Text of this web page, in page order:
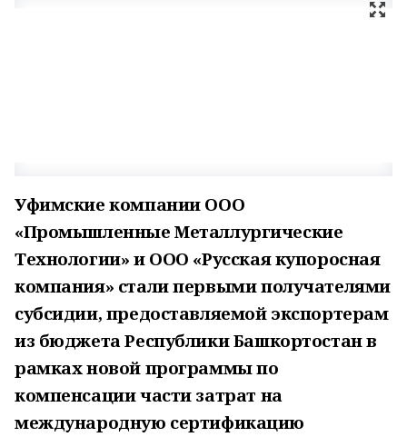
Уфимские компании ООО
«Промышленные Металлургические
Технологии» и ООО «Русская купоросная
компания» стали первыми получателями
субсидии, предоставляемой экспортерам
из бюджета Республики Башкортостан в
рамках новой программы по
компенсации части затрат на
международную сертификацию